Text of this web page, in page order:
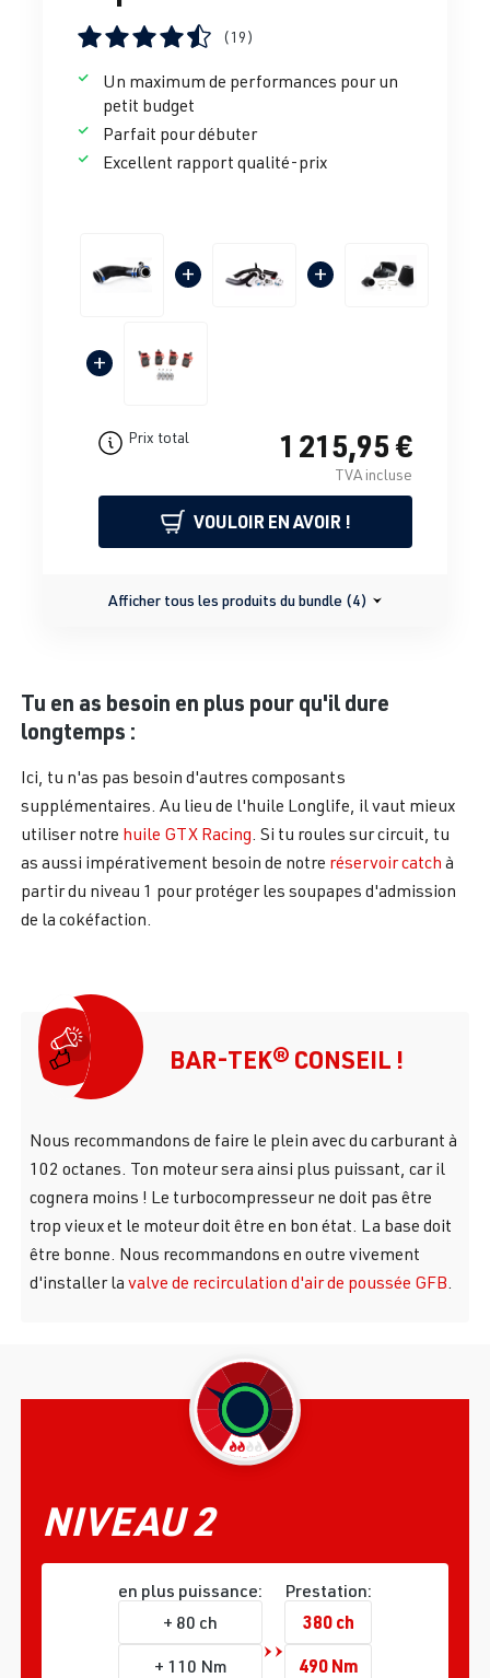
(19)
Un maximum de performances pour un
petit budget
Parfait pour débuter
Excellent rapport qualité-prix
+ +
+
Prix total 1 215,95 €
TVA incluse
VOULOIR EN AVOIR !
Afficher tous les produits du bundle (4)
Tu en as besoin en plus pour qu'il dure
longtemps :
Ici, tu n'as pas besoin d'autres composants
supplémentaires. Au lieu de l'huile Longlife, il vaut mieux
utiliser notre huile GTX Racing . Si tu roules sur circuit, tu
as aussi impérativement besoin de notre réservoir catch à
partir du niveau 1 pour protéger les soupapes d'admission
de la cokéfaction.
BAR-TEK® CONSEIL !
Nous recommandons de faire le plein avec du carburant à
102 octanes. Ton moteur sera ainsi plus puissant, car il
cognera moins ! Le turbocompresseur ne doit pas être
trop vieux et le moteur doit être en bon état. La base doit
être bonne. Nous recommandons en outre vivement
d'installer la valve de recirculation d'air de poussée GFB
NIVEAU 2
en plus puissance:
+ 80 ch
+ 110 Nm
Prestation:
380 ch
490 Nm